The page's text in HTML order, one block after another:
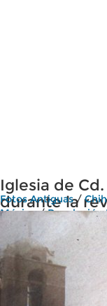
Iglesia de
durante la
Fotos Antiguas/
México/Revolución